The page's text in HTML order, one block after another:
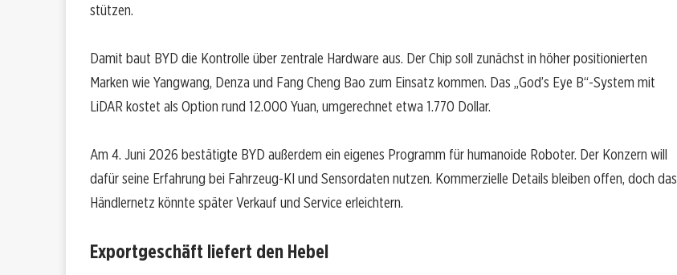
stützen.
Damit baut BYD die Kontrolle über zentrale Hardware aus. Der Chip soll zunächst in höher positionierten
Marken wie Yangwang, Denza und Fang Cheng Bao zum Einsatz kommen. Das „God’s Eye B“-System mit
LiDAR kostet als Option rund 12.000 Yuan, umgerechnet etwa 1.770 Dollar.
Am 4. Juni 2026 bestätigte BYD außerdem ein eigenes Programm für humanoide Roboter. Der Konzern will
dafür seine Erfahrung bei Fahrzeug-KI und Sensordaten nutzen. Kommerzielle Details bleiben offen, doch das
Händlernetz könnte später Verkauf und Service erleichtern.
Exportgeschäft liefert den Hebel